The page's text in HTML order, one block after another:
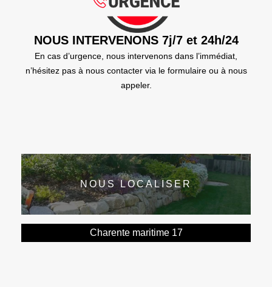
NOUS INTERVENONS 7j/7 et 24h/24
En cas d’urgence, nous intervenons dans l’immédiat,
n’hésitez pas à nous contacter via le formulaire ou à nous
appeler.
NOUS LOCALISER
Charente maritime 17